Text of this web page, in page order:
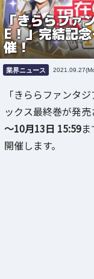
「きららファ
E！」完結記
催！
業界ニュース
「きららファンタ
ックス最終巻が発売
～10月13日 15:59
開催します。